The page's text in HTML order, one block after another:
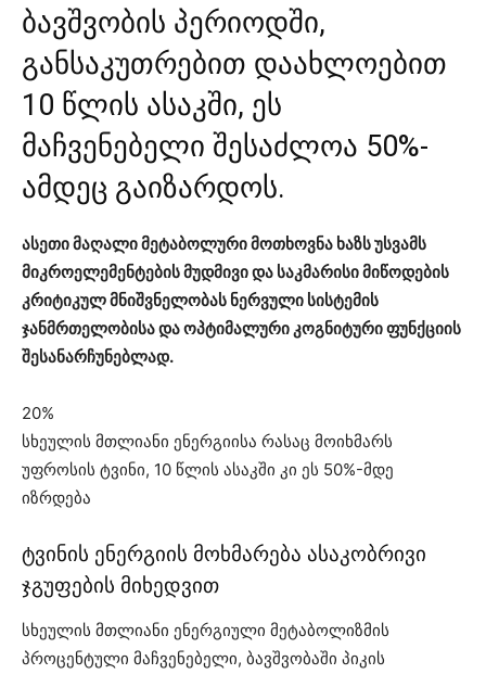
ბავშვობის პერიოდში,
განსაკუთრებით დაახლოებით
10 წლის ასაკში, ეს
მაჩვენებელი შესაძლოა 50%-
ამდეც გაიზარდოს.
ასეთი მაღალი მეტაბოლური მოთხოვნა ხაზს უსვამს
მიკროელემენტების მუდმივი და საკმარისი მიწოდების
კრიტიკულ მნიშვნელობას ნერვული სისტემის
ჯანმრთელობისა და ოპტიმალური კოგნიტური ფუნქციის
შესანარჩუნებლად.
20%
სხეულის მთლიანი ენერგიისა რასაც მოიხმარს
უფროსის ტვინი, 10 წლის ასაკში კი ეს 50%-მდე
იზრდება
ტვინის ენერგიის მოხმარება ასაკობრივი
ჯგუფების მიხედვით
სხეულის მთლიანი ენერგიული მეტაბოლიზმის
პროცენტული მაჩვენებელი, ბავშვობაში პიკის